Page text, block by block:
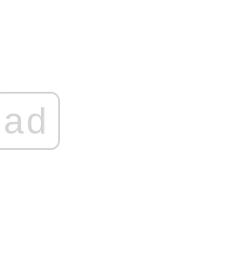
ad